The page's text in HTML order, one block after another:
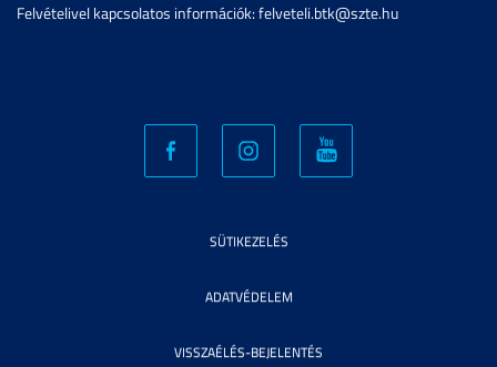
Felvételivel kapcsolatos információk: felveteli.btk@szte.hu
SÜTIKEZELÉS
ADATVÉDELEM
VISSZAÉLÉS-BEJELENTÉS